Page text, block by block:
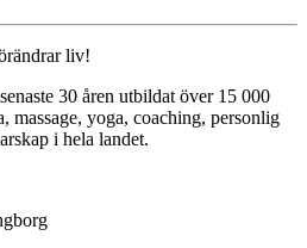
liv!
30 åren utbildat över 15 000
massage, yoga, coaching, personlig
i hela landet.